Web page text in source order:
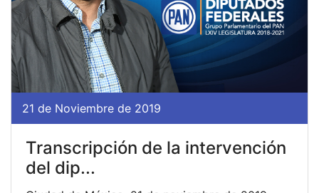
21 de Noviembre de 2019
Transcripción de la intervención
del dip...